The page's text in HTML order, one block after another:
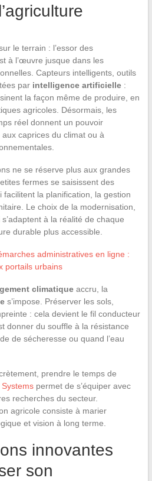
le terrain : l’essor des
à l’œuvre jusque dans les
Capteurs intelligents, outils
par intelligence artificielle:
la façon même de produire, en
agricoles. Désormais, les
réel donnent un pouvoir
caprices du climat ou à
ne se réserve plus aux grandes
fermes se saisissent des
facilitent la planification, la gestion
Le choix de la modernisation,
s’adaptent à la réalité de chaque
durable plus accessible.
administratives en ligne :
portails urbains
climatiqueaccru, la
s’impose. Préserver les sols,
: cela devient le fil conducteur
donner du souffle à la résistance
de sécheresse ou quand l’eau
prendre le temps de
permet de s’équiper avec
recherches du secteur.
agricole consiste à marier
et vision à long terme.
innovantes
son